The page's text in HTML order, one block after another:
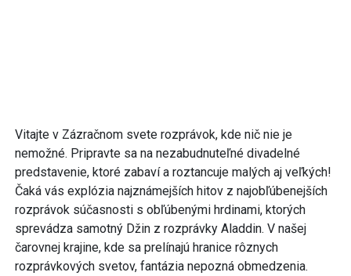
Vitajte v Zázračnom svete rozprávok, kde nič nie je
nemožné. Pripravte sa na nezabudnuteľné divadelné
predstavenie, ktoré zabaví a roztancuje malých aj veľkých!
Čaká vás explózia najznámejších hitov z najobľúbenejších
rozprávok súčasnosti s obľúbenými hrdinami, ktorých
sprevádza samotný Džin z rozprávky Aladdin. V našej
čarovnej krajine, kde sa prelínajú hranice rôznych
rozprávkových svetov, fantázia nepozná obmedzenia.